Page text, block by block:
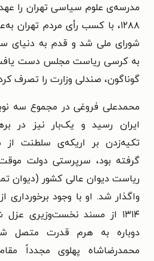
مدرسه‌ی علوم سیاسی تهران را
۱۲۸۸، با کسب رأی مردم تهران
شورای ملی شد و قدم به دنیای
به کرسی ریاست مجلس دست یافت
گوناگون، صندلی وزارت را تصرف
محمدعلی فروغیدر مجموع سه
ایران رسید و یک‌بار نیز در
تکیه‌زدن بر اریکه‌ی سلطنت از
گرفته بود، سرپرستی دولت
واگذار شد. او با وجود
۱۳۱۴ از مسند نخست‌وزیری
دوباره به هرم قدرت متصل
محمدرضاشاه پهلوی مجدداً